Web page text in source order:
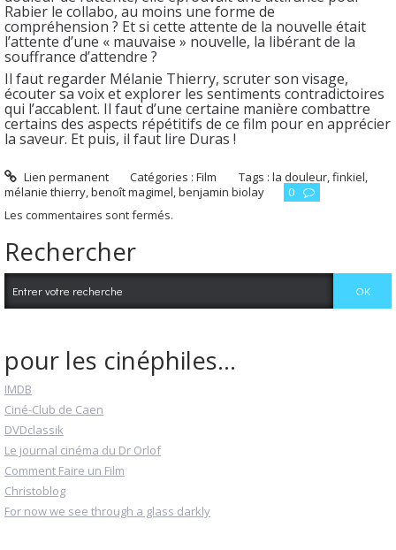
Rabier le collabo, au moins une forme de
compréhension ? Et si cette attente de la nouvelle était
l’attente d’une « mauvaise » nouvelle, la libérant de la
souffrance d’attendre ?
Il faut regarder Mélanie Thierry, scruter son visage,
écouter sa voix et explorer les sentiments contradictoires
qui l’accablent. Il faut d’une certaine manière combattre
certains des aspects répétitifs de ce film pour en apprécier
la saveur. Et puis, il faut lire Duras !
Lien permanent Catégories :Film Tags :la douleur,finkiel,
mélanie thierry,benoît magimel,benjamin biolay
0
Les commentaires sont fermés.
Rechercher
pour les cinéphiles...
IMDB
Ciné-Club de Caen
DVDclassik
Le journal cinéma du Dr Orlof
Comment Faire un Film
Christoblog
For now we see through a glass darkly